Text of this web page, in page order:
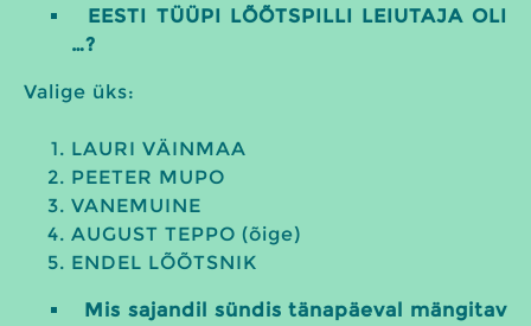
EESTI TÜÜPI LÕÕTSPILLI LEIUTAJA OLI
…?
Valige üks:
LAURI VÄINMAA
PEETER MUPO
VANEMUINE
AUGUST TEPPO (õige)
ENDEL LÕÕTSNIK
Mis sajandil sündis tänapäeval mängitav